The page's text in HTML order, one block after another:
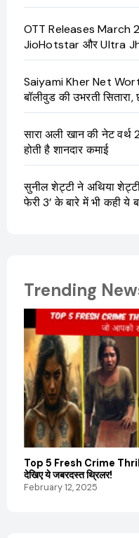
OTT Releases March
JioHotstar और Ultra
Saiyami Kher Net
बॉलीवुड की उभरती सितारा,
सारा अली खान की नेट
होती है शानदार कमाई
सुनील शेट्टी ने अथिया शेट्टी
फेरी 3’ के बारे में भी कही ये
Trending
Top 5 Fresh Crime
देखिए ये जबरदस्त थ्रिलर!
February 12, 2025